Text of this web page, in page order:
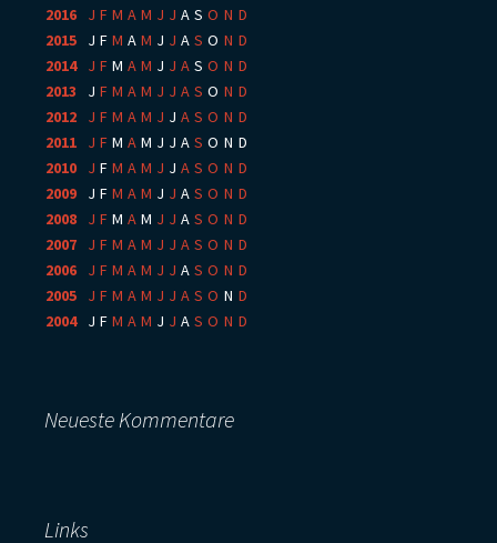
2016
J F M A M J J A S O N D
2015
J F M A M J J A S O N D
2014: J F M A M J J A S O N D
2013
J F M A M J J A S O N D
2012
J F M A M J J A S O N D
2011
J F M A M J J A S O N D
2010
J F M A M J J A S O N D
2009
J F M A M J J A S O N D
2008
J F M A M J J A S O N D
2007
J F M A M J J A S O N D
2006
J F M A M J J A S O N D
2005
J F M A M J J A S O N D
2004: J F M A M J J A S O N D
Neueste Kommentare
Links